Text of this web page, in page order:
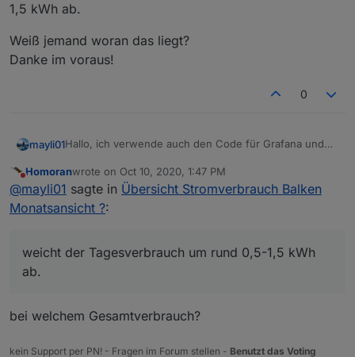
1,5 kWh ab.
Weiß jemand woran das liegt?
Danke im voraus!
0
mayli01Hallo, ich verwende auch den Code für Grafana und
Hab jetzt mal nur mein Tagesverbrauch eingerichtet.
SELECT
SELECT
Leider muss ich feststellen das die täglichen
Verbrauchswerte immer leicht von den tatsächlichen
Hab mir über ein Script täglich um 00:00 Uhr den
Zählerstand loggen lassen und nachgerechnet aber
Danke im voraus!
Do not disturb
Homoranwrote on Oct 10, 2020, 1:47 PM
last edited by
@mayli01 sagte in Übersicht Stromverbrauch Balken
Monatsansicht ?:
weicht der Tagesverbrauch um rund 0,5-1,5 kWh
ab.
bei welchem Gesamtverbrauch?
kein Support per PN! - Fragen im Forum stellen - Benutzt das Voting